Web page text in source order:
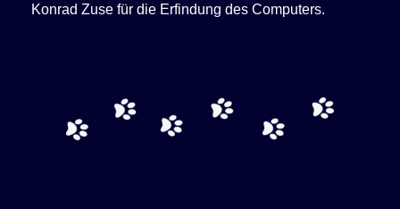
Konrad Zuse für die Erfindung des Computers.